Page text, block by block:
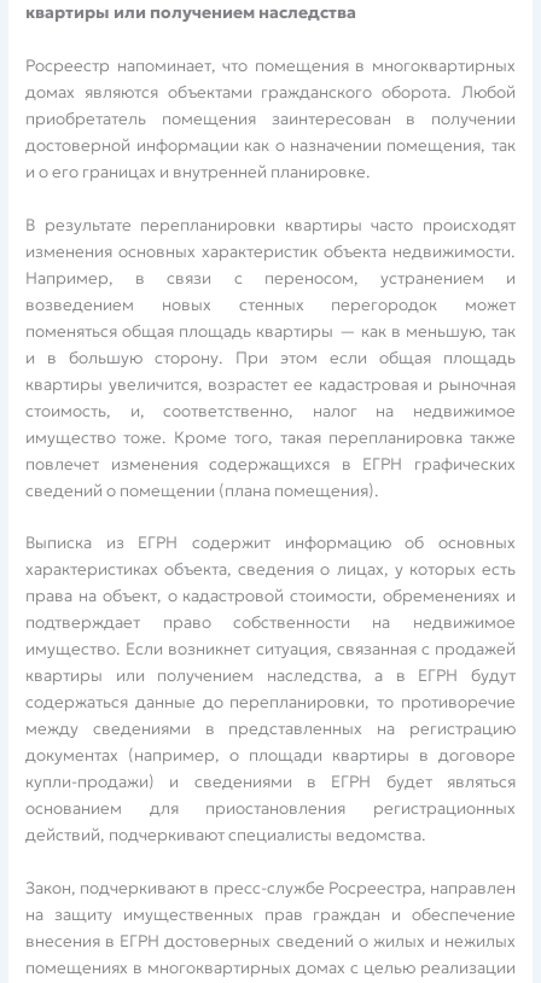
квартиры или получением наследства
Росреестр напоминает, что помещения в многоквартирных
домах являются объектами гражданского оборота. Любой
приобретатель помещения заинтересован в получении
достоверной информации как о назначении помещения, так
и о его границах и внутренней планировке.
В результате перепланировки квартиры часто происходят
изменения основных характеристик объекта недвижимости.
Например, в связи с переносом, устранением и
возведением новых стенных перегородок может
поменяться общая площадь квартиры — как в меньшую, так
и в большую сторону. При этом если общая площадь
квартиры увеличится, возрастет ее кадастровая и рыночная
стоимость, и, соответственно, налог на недвижимое
имущество тоже. Кроме того, такая перепланировка также
повлечет изменения содержащихся в ЕГРН графических
сведений о помещении (плана помещения).
Выписка из ЕГРН содержит информацию об основных
характеристиках объекта, сведения о лицах, у которых есть
права на объект, о кадастровой стоимости, обременениях и
подтверждает право собственности на недвижимое
имущество. Если возникнет ситуация, связанная с продажей
квартиры или получением наследства, а в ЕГРН будут
содержаться данные до перепланировки, то противоречие
между сведениями в представленных на регистрацию
документах (например, о площади квартиры в договоре
купли-продажи) и сведениями в ЕГРН будет являться
основанием для приостановления регистрационных
действий, подчеркивают специалисты ведомства.
Закон, подчеркивают в пресс-службе Росреестра, направлен
на защиту имущественных прав граждан и обеспечение
внесения в ЕГРН достоверных сведений о жилых и нежилых
помещениях в многоквартирных домах с целью реализации